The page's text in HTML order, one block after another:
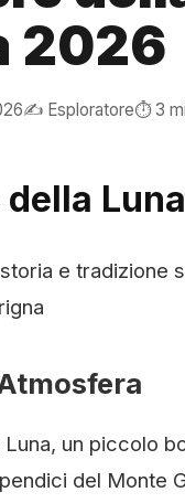
2026
✍️ Esploratore⏱️ 3
della Luna
e tradizione
Luna, un piccolo
del Monte